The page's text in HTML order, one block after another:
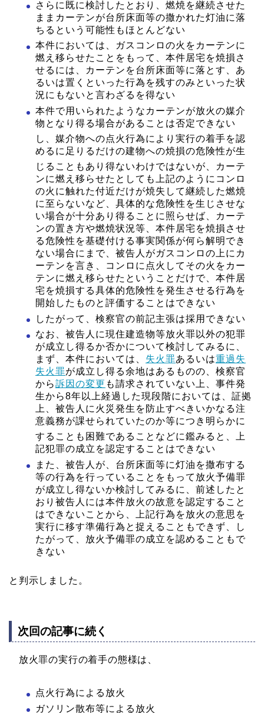
さらに既に検討したとおり、燃焼を継続させた
ままカーテンが台所床面等の撒かれた灯油に落
ちるという可能性もほとんどない
本件においては、ガスコンロの火をカーテンに
燃え移らせたことをもって、本件居宅を焼損さ
せるには、カーテンを台所床面等に落とす、あ
るいは置くといった行為を残すのみといった状
況にもないと言わざるを得ない
本件で用いられたようなカーテンが放火の媒介
物となり得る場合があることは否定できない
し、媒介物への点火行為により実行の着手を認
めるに足りるだけの建物への焼損の危険性が生
じることもあり得ないわけではないが、カーテ
ンに燃え移らせたとしても上記のようにコンロ
の火に触れた付近だけが焼失して継続した燃焼
に至らないなど、具体的な危険性を生じさせな
い場合が十分あり得ることに照らせば、カーテ
ンの置き方や燃焼状況等、本件居宅を焼損させ
る危険性を基礎付ける事実関係が何ら解明でき
ない場合にまで、被告人がガスコンロの上にカ
ーテンを言き、コンロに点火してその火をカー
テンに燃え移らせたということだけで、本件居
宅を焼損する具体的危険性を発生させる行為を
開始したものと評価することはできない
したがって、検察官の前記主張は採用できない
なお、被告人に現住建造物等放火罪以外の犯罪
が成立し得るか否かについて検討してみるに、
まず、本件においては、 失火罪あるいは重過失
失火罪が成立し得る余地はあるものの、検察官
から訴因の変更 も請求されていない上、事件発
生から8年以上経過した現段階においては、証拠
上、被告人に火災発生を防止すべきいかなる注
意義務が課せられていたのか等につき明らかに
することも困難であ ることなどに鑑みると、上
記犯罪の成立を認定することはできない
また、被告人が、台所床面等に灯油を撒布する
等の行為を行っていることをもって放火予備罪
が成立し得ないか検討してみるに、前述したと
おり被告人には本件放火の故意を認定すること
はできないことから、上記行為を放火の意思を
実行に移す準備行為と捉えることもできず、し
たがって、放火予備罪の成立を認めることもで
きない
と判示しました。
次回の記事に続く
放火罪の実行の着手の態様は、
点火行為による放火
ガソリン散布等による放火